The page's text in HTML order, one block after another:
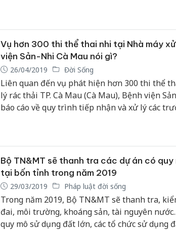
Vụ hơn 300 thi thể thai nhi tại Nhà máy
viện Sản-Nhi Cà Mau nói gì?
26/04/2019 Đời Sống
Liên quan đến vụ phát hiện hơn 300 thi thể
lý rác thải TP. Cà Mau (Cà Mau), Bệnh viện
báo cáo về quy trình tiếp nhận và xử lý các
Bộ TN&MT sẽ thanh tra các dự án có
tại bốn tỉnh trong năm 2019
29/03/2019 Pháp luật đời sống
Trong năm 2019, Bộ TN&MT sẽ thanh tra,
đai, môi trường, khoáng sản, tài nguyên
quy mô sử dụng đất lớn, các tổ chức sử dụng